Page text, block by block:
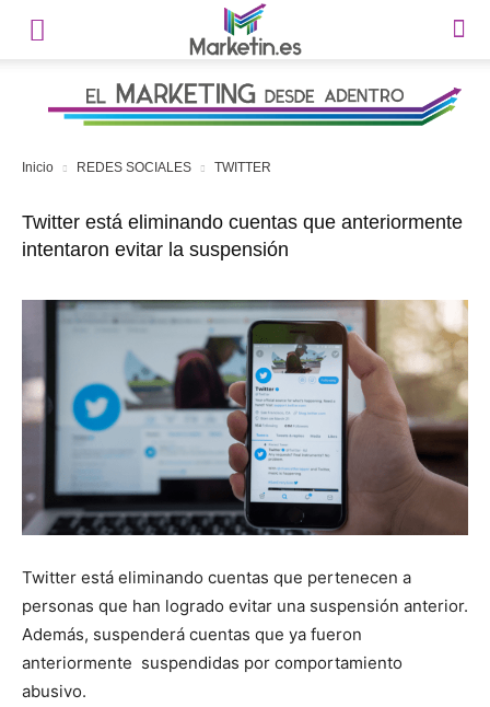
Inicio REDES SOCIALES TWITTER
Twitter está eliminando cuentas que anteriormente
intentaron evitar la suspensión
Twitter está eliminando cuentas que pertenecen a
personas que han logrado evitar una suspensión anterior.
Además, suspenderá cuentas que ya fueron
anteriormente suspendidas por comportamiento
abusivo.